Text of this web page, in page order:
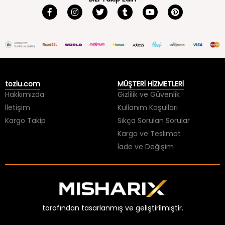
tozlu.com
Hakkımızda
İletişim
Kargo Takip
MÜŞTERİ HİZMETLERİ
Gizlilik ve Güvenlik
Kullanım Koşulları
Sıkça Sorulan Sorular
Kargo ve Teslimat
İade ve Değişim
tarafından tasarlanmış ve geliştirilmiştir.